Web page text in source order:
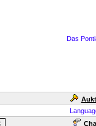
Das